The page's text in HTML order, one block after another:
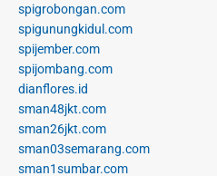
spigrobongan.com
spigunungkidul.com
spijember.com
spijombang.com
dianflores.id
sman48jkt.com
sman26jkt.com
sman03semarang.com
sman1sumbar.com